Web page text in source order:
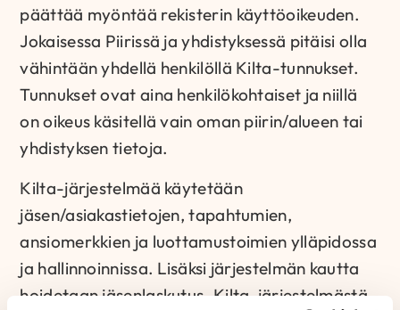
päättää myöntää rekisterin käyttöoikeuden.
Jokaisessa Piirissä ja yhdistyksessä pitäisi olla
vähintään yhdellä henkilöllä Kilta-tunnukset.
Tunnukset ovat aina henkilökohtaiset ja niillä
on oikeus käsitellä vain oman piirin/alueen tai
yhdistyksen tietoja.
Kilta-järjestelmää käytetään
jäsen/asiakastietojen, tapahtumien,
ansiomerkkien ja luottamustoimien ylläpidossa
ja hallinnoinnissa. Lisäksi järjestelmän kautta
hoidetaan jäsenlaskutus. Kilta-järjestelmästä